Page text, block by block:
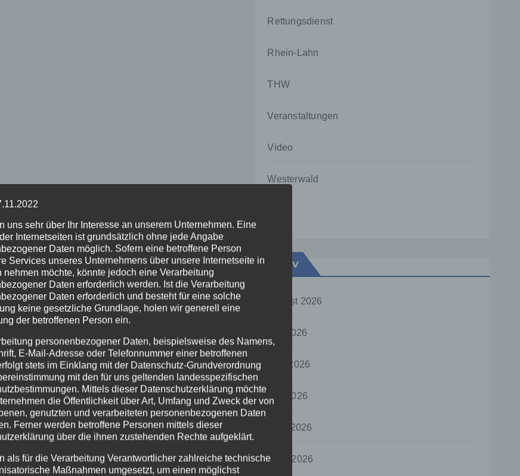
Rettungsdienst
Rhein-Lahn
THW
Veranstaltungen
Video
Westerwald
Archiv
August 2026
Juli 2026
Juni 2026
Mai 2026
April 2026
März 2026
uns sehr über Ihr Interesse an unserem Unternehmen. Eine
Internetseiten ist grundsätzlich ohne jede Angabe
Daten möglich. Sofern eine betroffene Person
Services unseres Unternehmens über unsere Internetseite in
nehmen möchte, könnte jedoch eine Verarbeitung
Daten erforderlich werden. Ist die Verarbeitung
Daten erforderlich und besteht für eine solche
keine gesetzliche Grundlage, holen wir generell eine
der betroffenen Person ein.
personenbezogener Daten, beispielsweise des Namens,
E-Mail-Adresse oder Telefonnummer einer betroffenen
stets im Einklang mit der Datenschutz-Grundverordnung
mit den für uns geltenden landesspezifischen
Mittels dieser Datenschutzerklärung möchte
die Öffentlichkeit über Art, Umfang und Zweck der von
genutzten und verarbeiteten personenbezogenen Daten
Ferner werden betroffene Personen mittels dieser
über die ihnen zustehenden Rechte aufgeklärt.
als für die Verarbeitung Verantwortlicher zahlreiche technische
Maßnahmen umgesetzt, um einen möglichst